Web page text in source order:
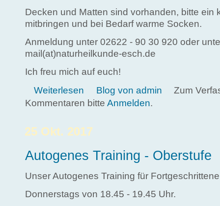
Decken und Matten sind vorhanden, bitte ein
mitbringen und bei Bedarf warme Socken.
Anmeldung unter 02622 - 90 30 920 oder
mail(at)naturheilkunde-esch.de
Ich freu mich auf euch!
Weiterlesen über Neuer Kurs Autogenes Training Grundstufe
Blog von admin
Zum
Kommentaren bitte Anmelden.
25 Okt. 2017
Autogenes Training - Oberstufe
Unser Autogenes Training für
Donnerstags von 18.45 - 19.45 Uhr.